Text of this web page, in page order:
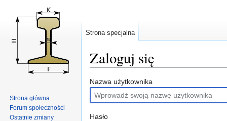
Zaloguj się
Przejdź
do
nawigacji
Przejdź
do
wyszukiwania
Nazwa użytkownika
Hasło
Strona specjalna
Strona główna
Forum społeczności
Ostatnie zmiany